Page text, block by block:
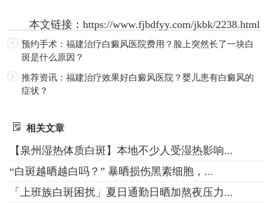
本文链接：https://www.fjbdfyy.com/jkbk/2238.html
预约手术：福建治疗白癜风医院费用？脸上突然长了一块白
斑是什么原因？
推荐资讯：福建治疗效果好白癜风医院？婴儿患有白癜风的
症状？
相关文章
【泉州湿热体质白斑】本地不少人受湿热影响...
“白斑越晒越白吗？” 暴晒损伤黑素细胞，...
「上班族白斑困扰」夏日通勤日晒加熬夜压力...